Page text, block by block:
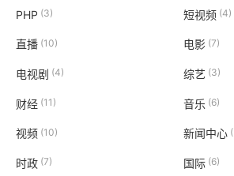
PHP (3) 短视频(4)
直播 (10) 电影 (7)
电视剧 (4) 综艺 (3)
财经 (11) 音乐 (6)
视频 (10) 新闻中心
时政 (7) 国际(6)